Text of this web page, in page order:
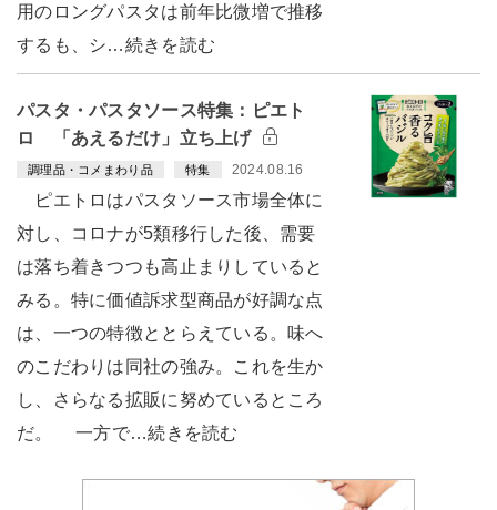
用のロングパスタは前年比微増で推移
するも、シ…続きを読む
パスタ・パスタソース特集：ピエト
ロ 「あえるだけ」立ち上げ
調理品・コメまわり品 特集 2024.08.16
ピエトロはパスタソース市場全体に
対し、コロナが5類移行した後、需要
は落ち着きつつも高止まりしていると
みる。特に価値訴求型商品が好調な点
は、一つの特徴ととらえている。味へ
のこだわりは同社の強み。これを生か
し、さらなる拡販に努めているところ
だ。 一方で…続きを読む